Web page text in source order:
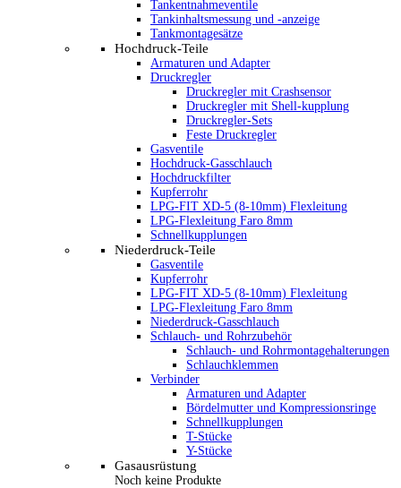
Tankentnahmeventile
Tankinhaltsmessung und -anzeige
Tankmontagesätze
Hochdruck-Teile
Armaturen und Adapter
Druckregler
Druckregler mit Crashsensor
Druckregler mit Shell-kupplung
Druckregler-Sets
Feste Druckregler
Gasventile
Hochdruck-Gasschlauch
Hochdruckfilter
Kupferrohr
LPG-FIT XD-5 (8-10mm) Flexleitung
LPG-Flexleitung Faro 8mm
Schnellkupplungen
Niederdruck-Teile
Gasventile
Kupferrohr
LPG-FIT XD-5 (8-10mm) Flexleitung
LPG-Flexleitung Faro 8mm
Niederdruck-Gasschlauch
Schlauch- und Rohrzubehör
Schlauch- und Rohrmontagehalterungen
Schlauchklemmen
Verbinder
Armaturen und Adapter
Bördelmutter und Kompressionsringe
Schnellkupplungen
T-Stücke
Y-Stücke
Gasausrüstung
Noch keine Produkte